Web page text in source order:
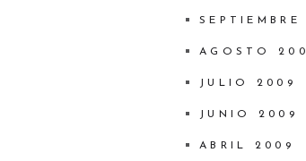
SEPTIEMBRE
AGOSTO
JULIO 2009
JUNIO 2009
ABRIL 2009